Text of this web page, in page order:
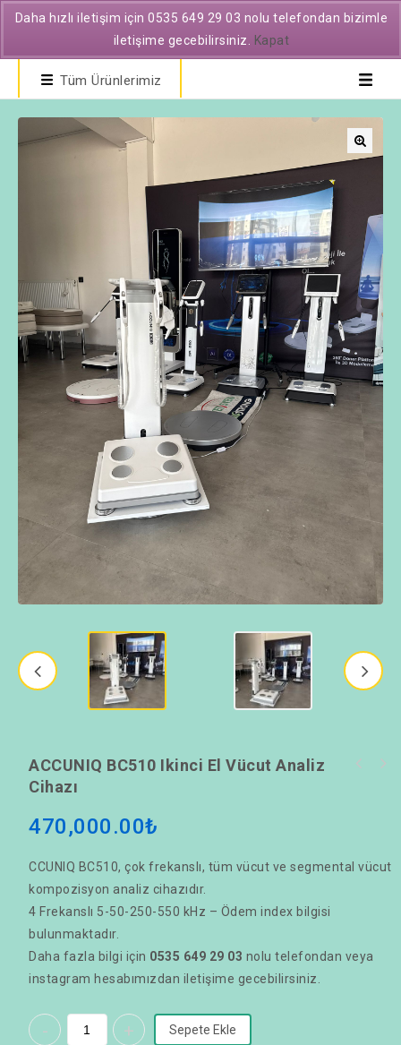
Tüm Ürünlerimiz
🔍
ACCUNIQ BC510 Ikinci El Vücut Analiz
Cihazı
470,000.00₺
CCUNIQ BC510, çok frekanslı, tüm vücut ve segmental vücut
kompozisyon analiz cihazıdır.
4 Frekanslı 5-50-250-550 kHz – Ödem index bilgisi
bulunmaktadır.
Daha fazla bilgi için 0535 649 29 03 nolu telefondan veya
instagram hesabımızdan iletişime gecebilirsiniz.
Sepete Ekle
Daha hızlı iletişim için 0535 649 29 03 nolu telefondan bizimle
iletişime gecebilirsiniz.
Kapat